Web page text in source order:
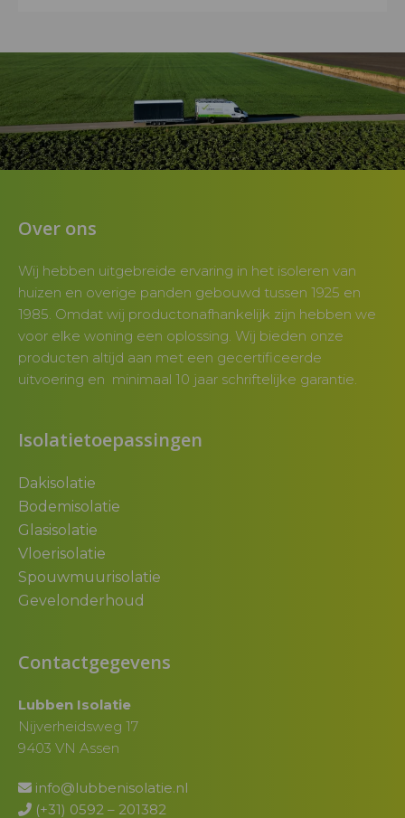
Over ons
Wij hebben uitgebreide ervaring in het isoleren van
huizen en overige panden gebouwd tussen 1925 en
1985. Omdat wij productonafhankelijk zijn hebben we
voor elke woning een oplossing. Wij bieden onze
producten altijd aan met een gecertificeerde
uitvoering en minimaal 10 jaar schriftelijke garantie.
Isolatietoepassingen
Dakisolatie
Bodemisolatie
Glasisolatie
Vloerisolatie
Spouwmuurisolatie
Gevelonderhoud
Contactgegevens
Lubben Isolatie
Nijverheidsweg 17
9403 VN Assen
info@lubbenisolatie.nl
(+31) 0592 – 201382